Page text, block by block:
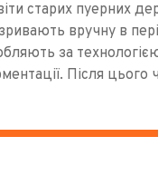
старих пуерних
вручну в
за
Після цього